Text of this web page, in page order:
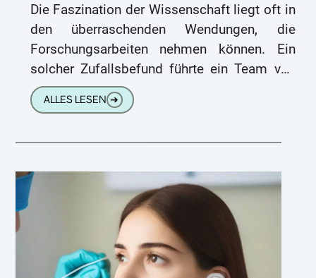
Die Faszination der Wissenschaft liegt oft in
den überraschenden Wendungen, die
Forschungsarbeiten nehmen können. Ein
solcher Zufallsbefund führte ein Team von
Wissenschaftlern der Universität Kalifornien
in San Francisco auf die
ALLES LESEN ➔